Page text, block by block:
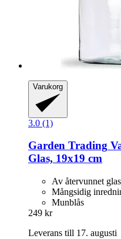
Varukorg
3.0 (1)
Garden Trading
Glas, 19x19 cm
Av återvunnet glas
Mångsidig
Munblås
249 kr
Leverans till 17. augusti